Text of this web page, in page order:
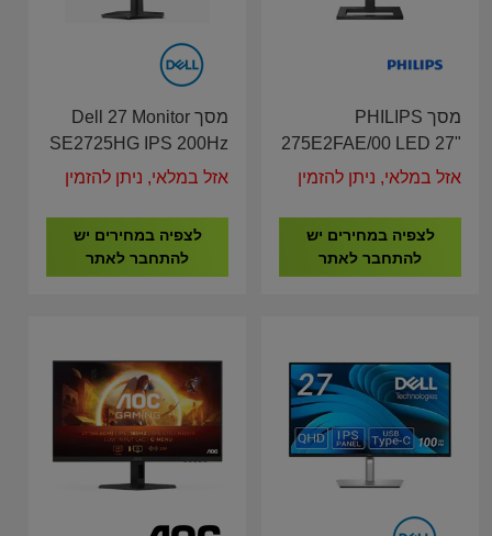
מסך PHILIPS
275E2FAE/00 LED 27"
IPS 2K עם רגלית
אזל במלאי, ניתן להזמין
לצפיה במחירים יש
להתחבר לאתר
מסך Dell 27 Monitor
SE2725HG IPS 200Hz
GAMING
אזל במלאי, ניתן להזמין
לצפיה במחירים יש
להתחבר לאתר